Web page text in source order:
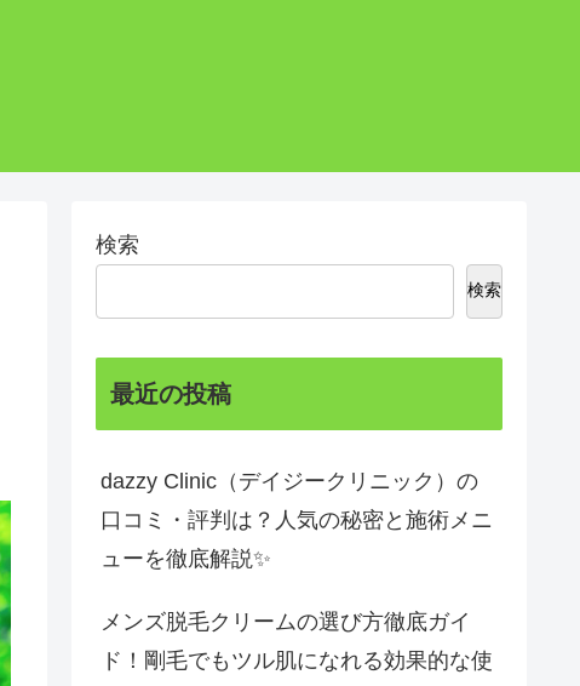
検索
検索
最近の投稿
dazzy Clinic（デイジークリニック）の
口コミ・評判は？人気の秘密と施術メニ
ューを徹底解説✨
メンズ脱毛クリームの選び方徹底ガイ
ド！剛毛でもツル肌になれる効果的な使